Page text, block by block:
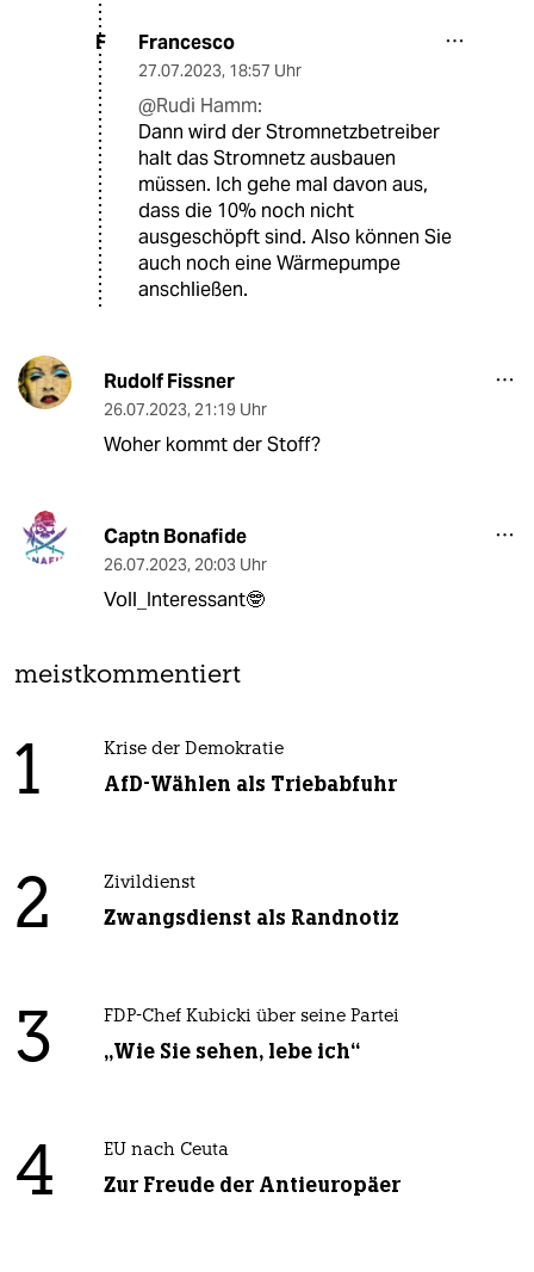
F Francesco
27.07.2023, 18:57 Uhr
@Rudi Hamm:
Dann wird der Stromnetzbetreiber
halt das Stromnetz ausbauen
müssen. Ich gehe mal davon aus,
dass die 10% noch nicht
ausgeschöpft sind. Also können Sie
auch noch eine Wärmepumpe
anschließen.
Rudolf Fissner
26.07.2023, 21:19 Uhr
Woher kommt der Stoff?
Captn Bonafide
26.07.2023, 20:03 Uhr
Voll_Interessant🤓
meistkommentiert
1 Krise der Demokratie
AfD-Wählen als Triebabfuhr
2 Zivildienst
Zwangsdienst als Randnotiz
3 FDP-Chef Kubicki über seine Partei
„Wie Sie sehen, lebe ich“
4 EU nach Ceuta
Zur Freude der Antieuropäer